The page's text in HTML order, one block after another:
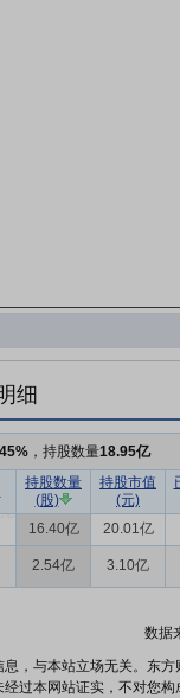
细
，持股数量18.95亿
持股数量
(股)
持股市值
(元)
16.40亿 20.01亿
2.54亿 3.10亿
数据
，与本站立场无关。东
过本网站证实，不对您